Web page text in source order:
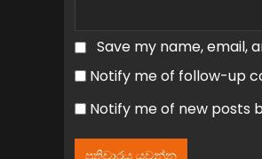
Save my name, email,
Notify me of follow-up
Notify me of new posts